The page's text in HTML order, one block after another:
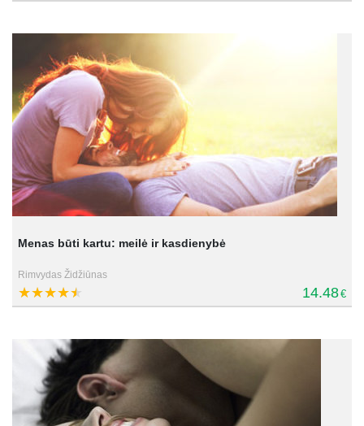
Menas būti kartu: meilė ir kasdienybė
Rimvydas Židžiūnas
14.48€